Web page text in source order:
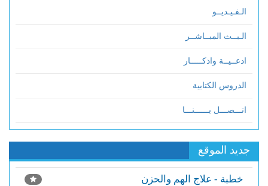
الـفـيـديــو
الـبــث المبــاشــر
ادعــيــة واذكـــــار
الدروس الكتابية
اتـــصـــل بــــــنـــا
جديد الموقع
خطبة - علاج الهم والحزن